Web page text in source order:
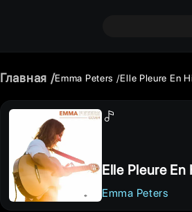
Главная Emma Peters Elle Pleure En
Elle Pleure En
Emma Peters